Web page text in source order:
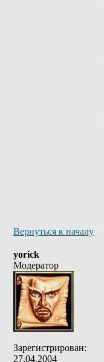
Вернуться к началу
yorick
Модератор
Зарегистрирован:
27.04.2004